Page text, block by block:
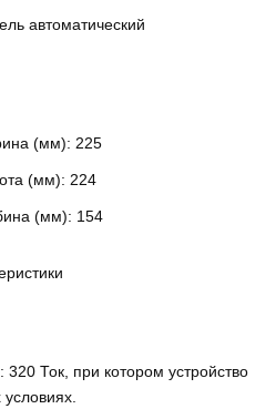
автоматический
(мм): 225
(мм): 224
(мм): 154
320 Ток, при котором устройство